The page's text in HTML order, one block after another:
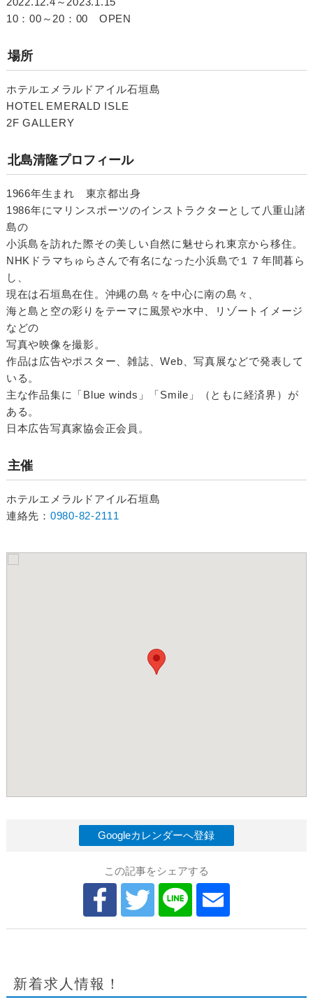
10：00～20：00 OPEN
場所
ホテルエメラルドアイル石垣島
HOTEL EMERALD ISLE
2F GALLERY
北島清隆プロフィール
1966年生まれ 東京都出身
1986年にマリンスポーツのインストラクターとして八重山諸
島の
小浜島を訪れた際その美しい自然に魅せられ東京から移住。
NHKドラマちゅらさんで有名になった小浜島で１７年間暮ら
し、
現在は石垣島在住。沖縄の島々を中心に南の島々、
海と島と空の彩りをテーマに風景や水中、リゾートイメージ
などの
写真や映像を撮影。
作品は広告やポスター、雑誌、Web、写真展などで発表して
いる。
主な作品集に「Blue winds」「Smile」（ともに経済界）が
ある。
日本広告写真家協会正会員。
主催
ホテルエメラルドアイル石垣島
連絡先： 0980-82-2111
Googleカレンダーへ登録
この記事をシェアする
新着求人情報！